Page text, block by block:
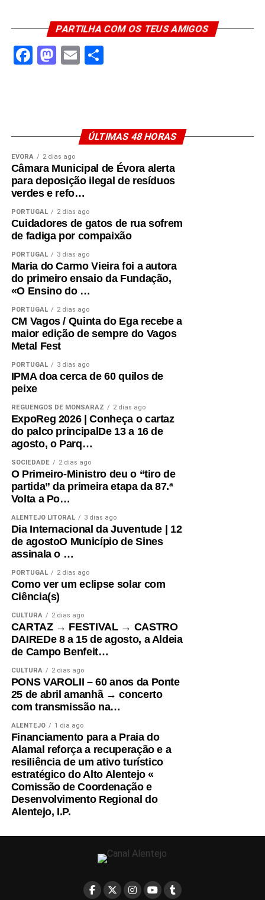
PARTILHA COM OS TEUS AMIGOS
Facebook
Mastodon
EmailShare
ÚLTIMAS 48 HORAS
ÉVORA 2 dias ago
Câmara Municipal de Évora alerta
para deposição ilegal de resíduos
verdes e refo…
PORTUGAL 2 dias ago
Cuidadores de gatos de rua sofrem
de fadiga por compaixão
PORTUGAL 3 dias ago
Maria do Carmo Vieira foi a autora
do primeiro ensaio da Fundação,
«O Ensino do …
PORTUGAL 2 dias ago
CM Vagos / Quinta do Ega recebe a
maior edição de sempre do Vagos
Metal Fest
PORTUGAL 3 dias ago
IPMA doa cerca de 60 quilos de
peixe
REGUENGOS DE MONSARAZ 2 dias ago
ExpoReg 2026 | Conheça o cartaz
do palco principalDe 13 a 16 de
agosto, o Parq…
SOCIEDADE 2 dias ago
O Primeiro-Ministro deu o “tiro de
partida” da primeira etapa da 87.ª
Volta a Po…
ALENTEJO LITORAL 3 dias ago
Dia Internacional da Juventude | 12
de agostoO Município de Sines
assinala o …
PORTUGAL 2 dias ago
Como ver um eclipse solar com
Ciência(s)
CULTURA 2 dias ago
CARTAZ → FESTIVAL → CASTRO
DAIREDe 8 a 15 de agosto, a Aldeia
de Campo Benfeit…
CULTURA 2 dias ago
PONS VAROLII – 60 anos da Ponte
25 de abril amanhã → concerto
com transmissão na…
ALENTEJO 1 dia ago
Financiamento para a Praia do
Alamal reforça a recuperação e a
resiliência de um ativo turístico
estratégico do Alto Alentejo «
Comissão de Coordenação e
Desenvolvimento Regional do
Alentejo, I.P.